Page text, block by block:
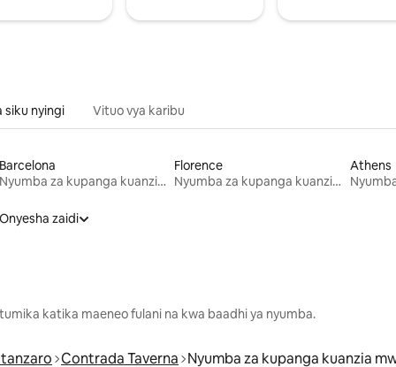
siku nyingi Vituo vya karibu
Barcelona
Nyumba za kupanga kuanzia mwezi mmoja
Florence
Nyumba za kupanga kuanzia mwezi mmoja
Athens
Onyesha zaidi
katika maeneo fulani na kwa baadhi ya nyumba.
Contrada Taverna Nyumba za kupanga kuanzia